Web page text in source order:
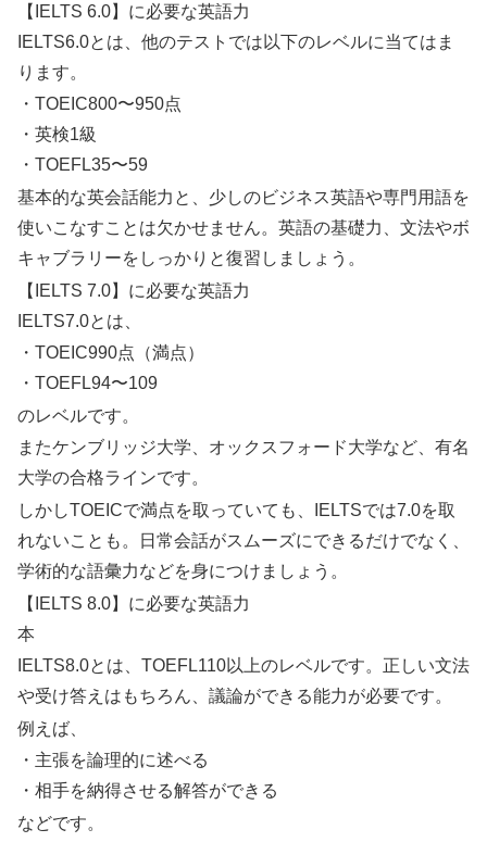
【IELTS 6.0】に必要な英語力
IELTS6.0とは、他のテストでは以下のレベルに当てはま
ります。
・TOEIC800〜950点
・英検1級
・TOEFL35〜59
基本的な英会話能力と、少しのビジネス英語や専門用語を
使いこなすことは欠かせません。英語の基礎力、文法やボ
キャブラリーをしっかりと復習しましょう。
【IELTS 7.0】に必要な英語力
IELTS7.0とは、
・TOEIC990点（満点）
・TOEFL94〜109
のレベルです。
またケンブリッジ大学、オックスフォード大学など、有名
大学の合格ラインです。
しかしTOEICで満点を取っていても、IELTSでは7.0を取
れないことも。日常会話がスムーズにできるだけでなく、
学術的な語彙力などを身につけましょう。
【IELTS 8.0】に必要な英語力
本
IELTS8.0とは、TOEFL110以上のレベルです。正しい文法
や受け答えはもちろん、議論ができる能力が必要です。
例えば、
・主張を論理的に述べる
・相手を納得させる解答ができる
などです。